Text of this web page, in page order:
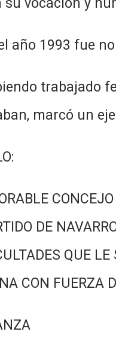
su vocación y
año 1993 fue
trabajado
marcó un
DE
QUE LE
CON FUERZA